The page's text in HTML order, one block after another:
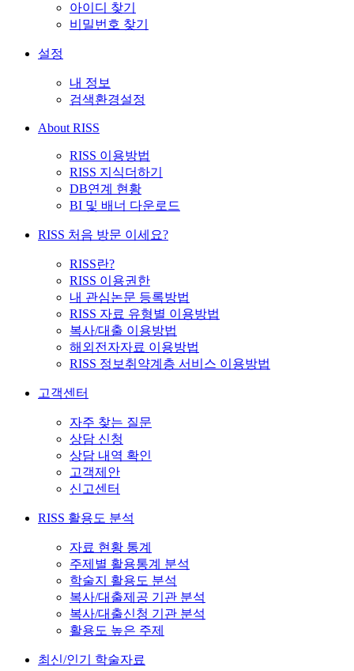
아이디 찾기
비밀번호 찾기
설정
내 정보
검색환경설정
About RISS
RISS 이용방법
RISS 지식더하기
DB연계 현황
BI 및 배너 다운로드
RISS 처음 방문 이세요?
RISS란?
RISS 이용권한
내 관심논문 등록방법
RISS 자료 유형별 이용방법
복사/대출 이용방법
해외전자자료 이용방법
RISS 정보취약계층 서비스 이용방법
고객센터
자주 찾는 질문
상담 신청
상담 내역 확인
고객제안
신고센터
RISS 활용도 분석
자료 현황 통계
주제별 활용통계 분석
학술지 활용도 분석
복사/대출제공 기관 분석
복사/대출신청 기관 분석
활용도 높은 주제
최신/인기 학술자료